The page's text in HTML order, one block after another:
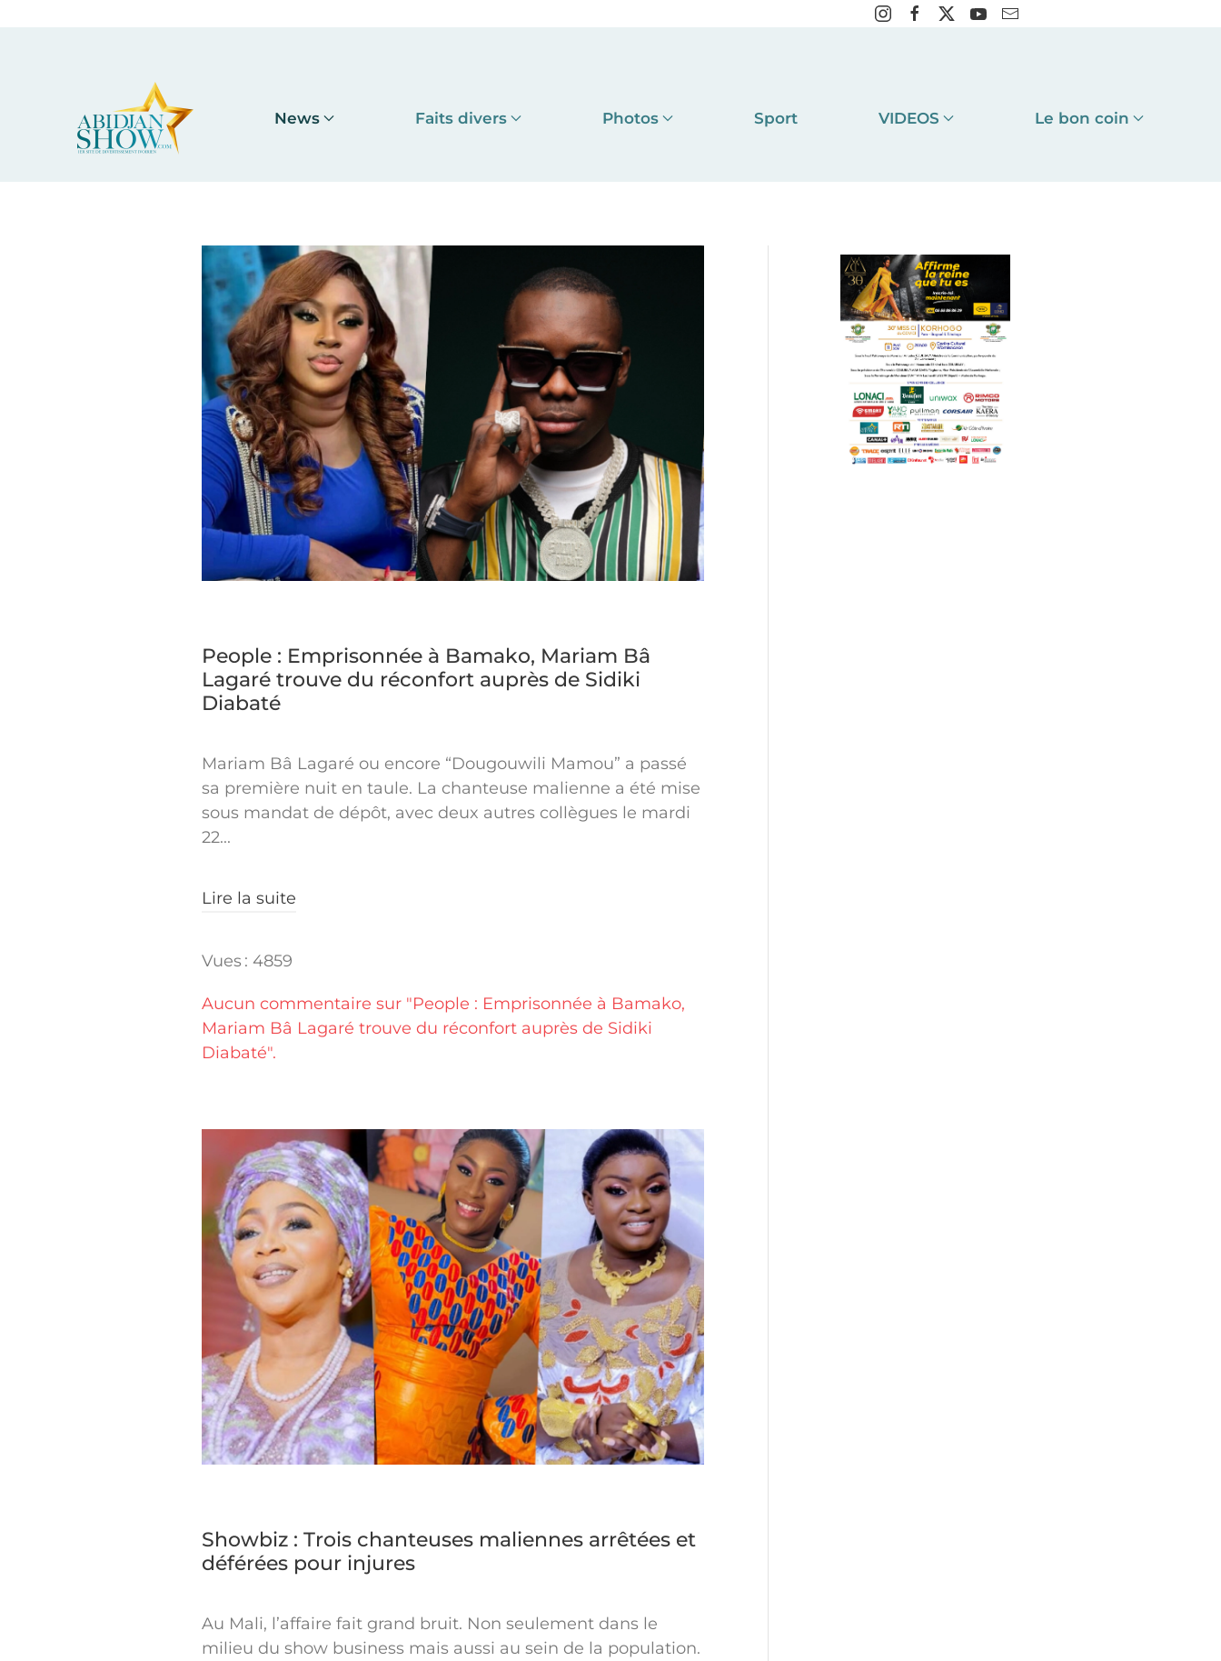
News Faits divers Photos Sport VIDEOS Le bon coin
People : Emprisonnée à Bamako, Mariam Bâ
Lagaré trouve du réconfort auprès de Sidiki
Diabaté
Mariam Bâ Lagaré ou encore “Dougouwili Mamou” a passé
sa première nuit en taule. La chanteuse malienne a été mise
sous mandat de dépôt, avec deux autres collègues le mardi
22...
Lire la suite
Vues : 4859
Aucun commentaire sur "People : Emprisonnée à Bamako,
Mariam Bâ Lagaré trouve du réconfort auprès de Sidiki
Diabaté".
Showbiz : Trois chanteuses maliennes arrêtées et
déférées pour injures
Au Mali, l’affaire fait grand bruit. Non seulement dans le
milieu du show business mais aussi au sein de la population.